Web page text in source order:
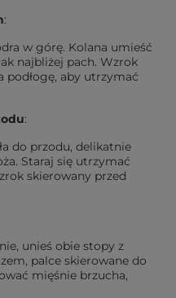
:
w górę. Kolana umieść
najbliżej pach. Wzrok
podłogę, aby utrzymać
:
do przodu, delikatnie
Staraj się utrzymać
skierowany przed
unieś obie stopy z
palce skierowane do
mięśnie brzucha,